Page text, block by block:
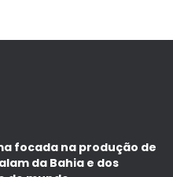
focada na produção de
da Bahia e dos